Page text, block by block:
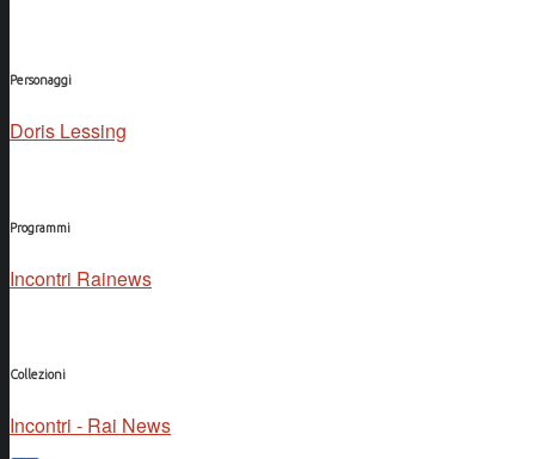
Personaggi
Doris Lessing
Programmi
Incontri Rainews
Collezioni
Incontri - Rai News